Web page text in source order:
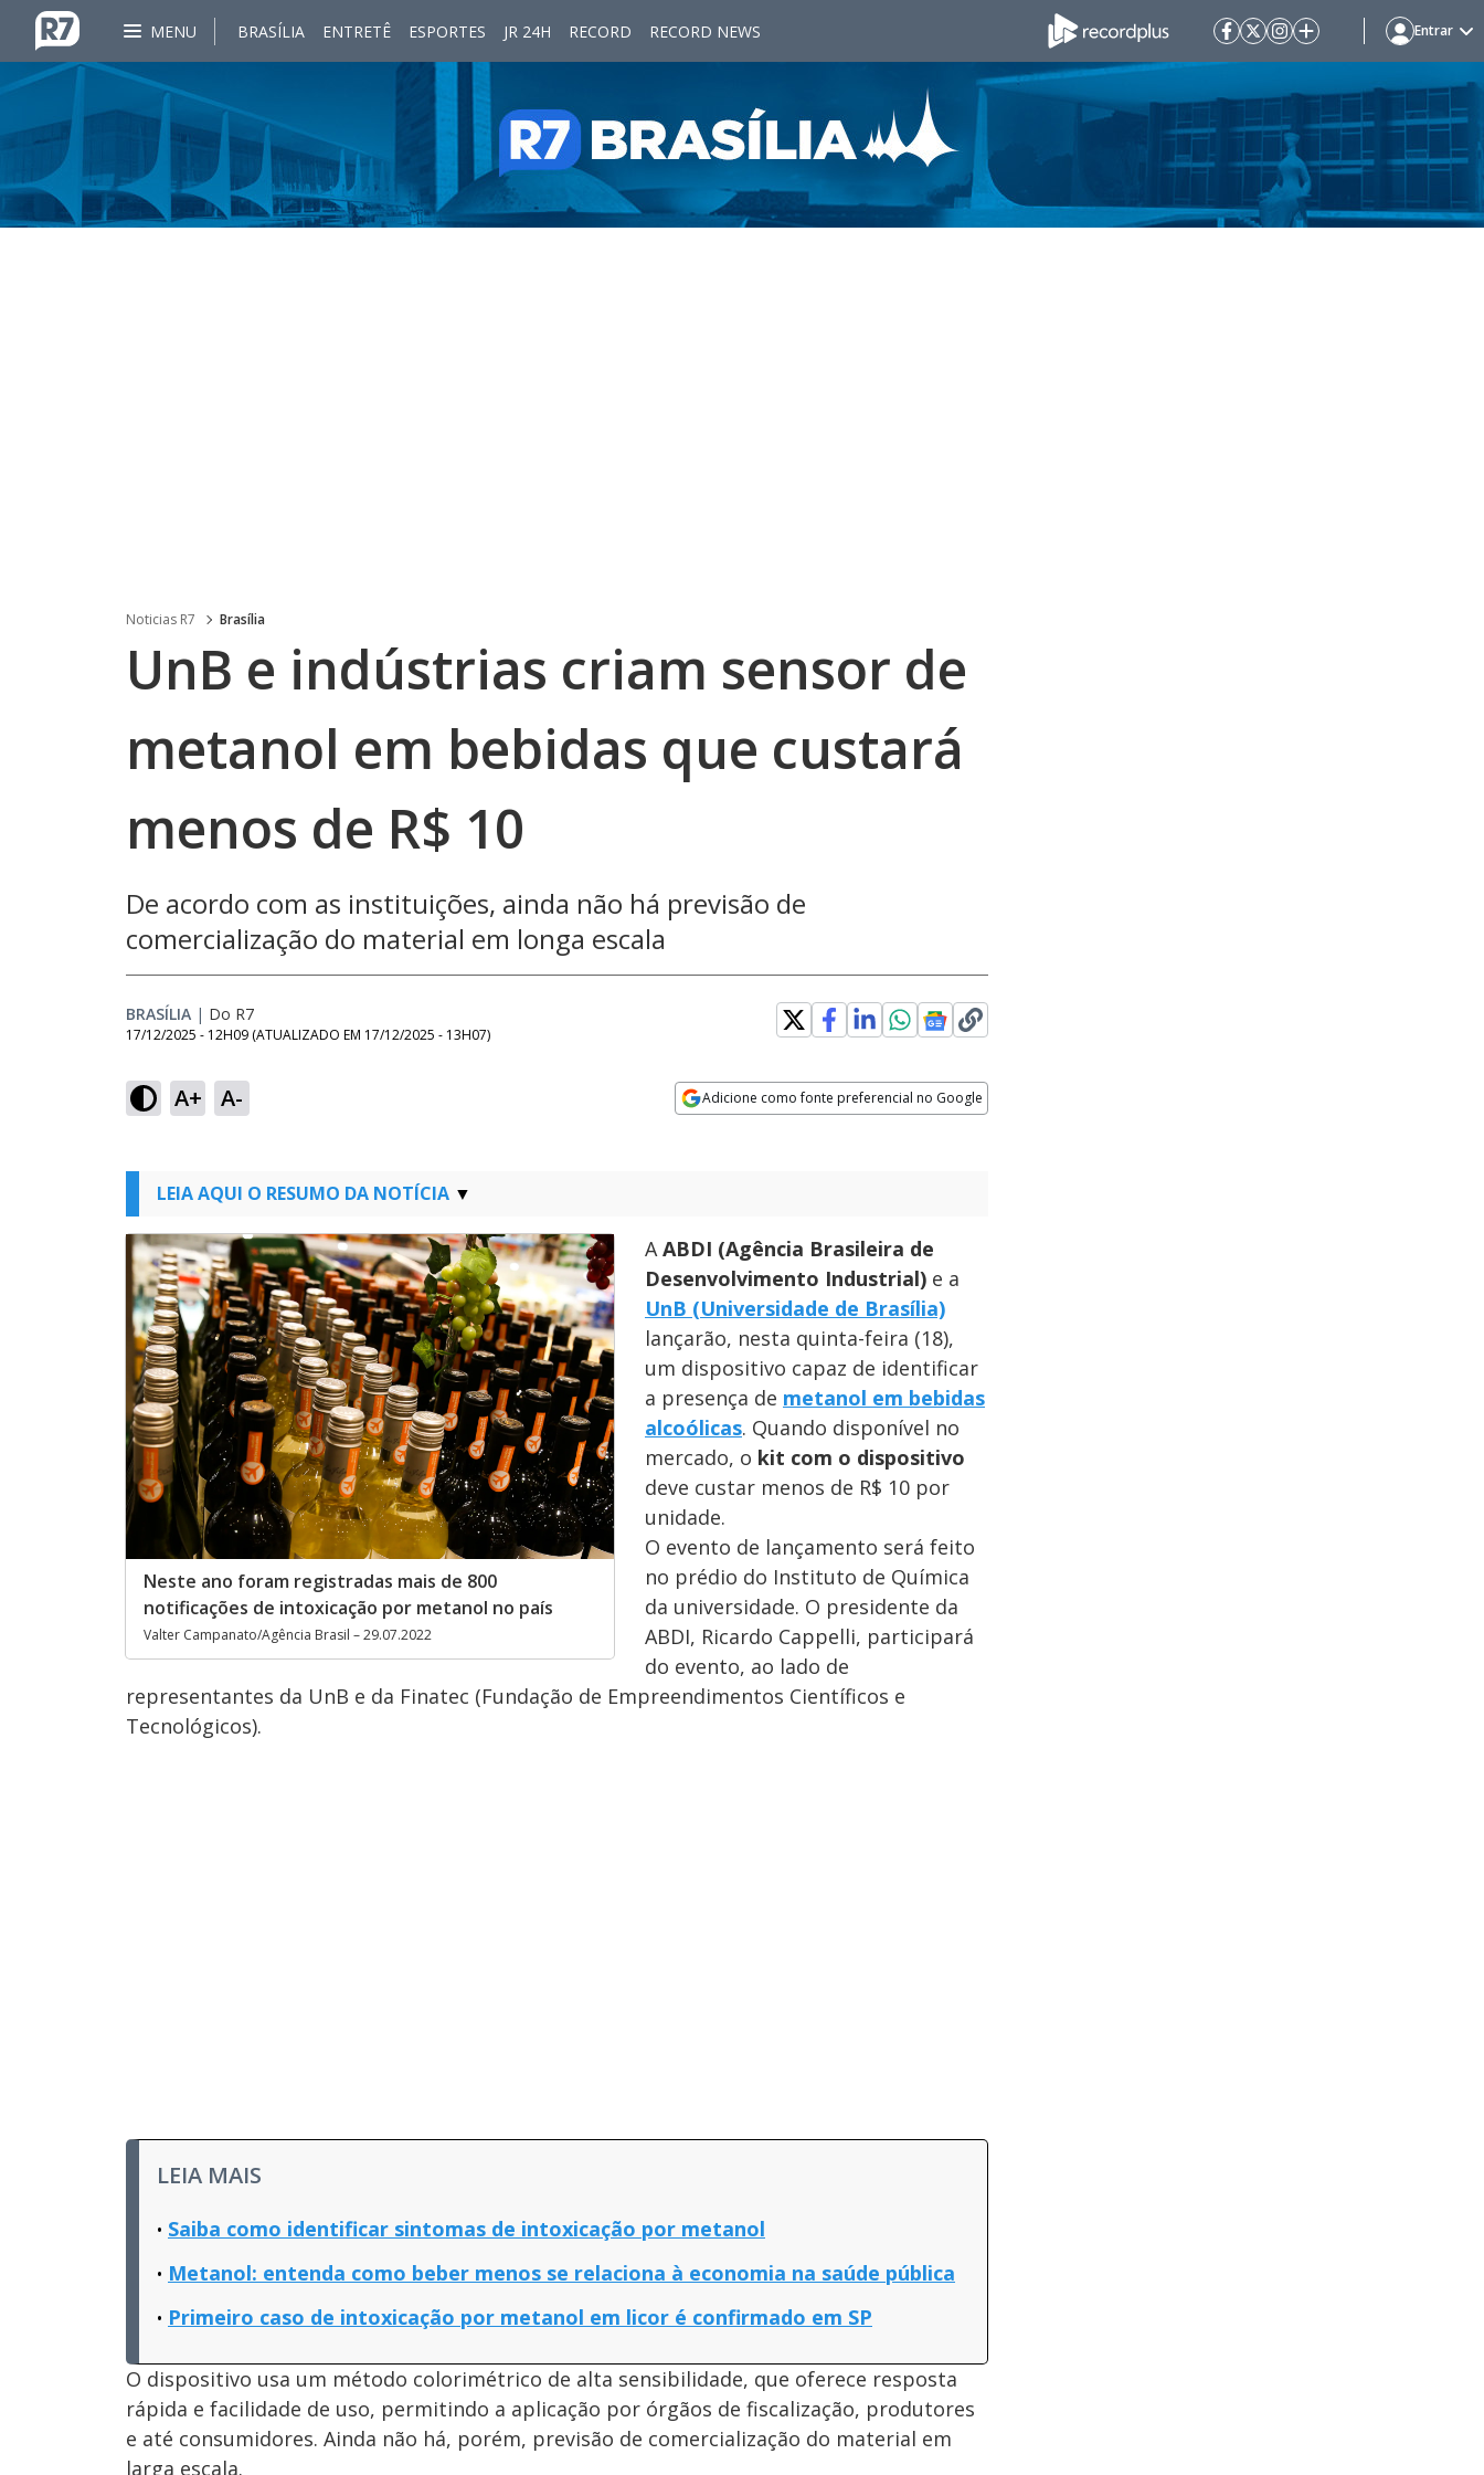
MENU BRASÍLIA ENTRETÊ ESPORTES JR 24H RECORD RECORD NEWS Entrar
Noticias R7 Brasília
UnB e indústrias criam sensor de
metanol em bebidas que custará
menos de R$ 10
De acordo com as instituições, ainda não há previsão de
comercialização do material em longa escala
BRASÍLIA | Do R7
17/12/2025 - 12H09 (ATUALIZADO EM 17/12/2025 - 13H07)
A+ A- Adicione como fonte preferencial no Google
LEIA AQUI O RESUMO DA NOTÍCIA
Neste ano foram registradas mais de 800
notificações de intoxicação por metanol no país
Valter Campanato/Agência Brasil – 29.07.2022
AABDI (Agência Brasileira de
Desenvolvimento Industrial) e a
UnB (Universidade de Brasília)
lançarão, nesta quinta-feira (18),
um dispositivo capaz de identificar
a presença de metanol em bebidas
alcoólicas. Quando disponível no
mercado, o kit com o dispositivo
deve custar menos de R$ 10 por
unidade.
O evento de lançamento será feito
no prédio do Instituto de Química
da universidade. O presidente da
ABDI, Ricardo Cappelli, participará
do evento, ao lado de
representantes da UnB e da Finatec (Fundação de Empreendimentos Científicos e
Tecnológicos).
LEIA MAIS
Saiba como identificar sintomas de intoxicação por metanol
Metanol: entenda como beber menos se relaciona à economia na saúde pública
Primeiro caso de intoxicação por metanol em licor é confirmado em SP
O dispositivo usa um método colorimétrico de alta sensibilidade, que oferece resposta
rápida e facilidade de uso, permitindo a aplicação por órgãos de fiscalização, produtores
e até consumidores. Ainda não há, porém, previsão de comercialização do material em
larga escala.